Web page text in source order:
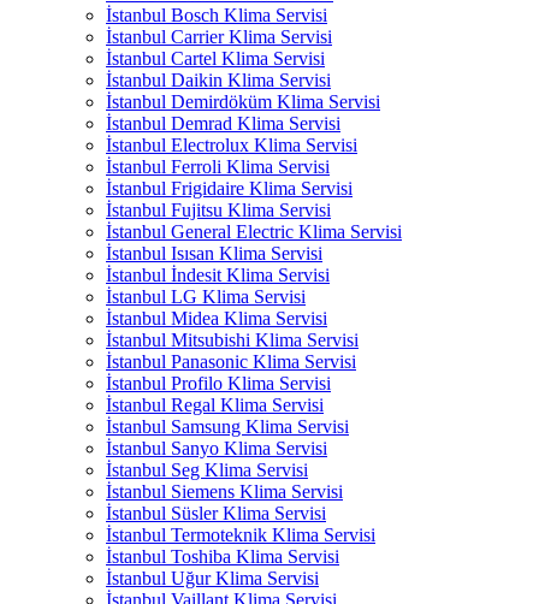
İstanbul Bosch Klima Servisi
İstanbul Carrier Klima Servisi
İstanbul Cartel Klima Servisi
İstanbul Daikin Klima Servisi
İstanbul Demirdöküm Klima Servisi
İstanbul Demrad Klima Servisi
İstanbul Electrolux Klima Servisi
İstanbul Ferroli Klima Servisi
İstanbul Frigidaire Klima Servisi
İstanbul Fujitsu Klima Servisi
İstanbul General Electric Klima Servisi
İstanbul Isısan Klima Servisi
İstanbul İndesit Klima Servisi
İstanbul LG Klima Servisi
İstanbul Midea Klima Servisi
İstanbul Mitsubishi Klima Servisi
İstanbul Panasonic Klima Servisi
İstanbul Profilo Klima Servisi
İstanbul Regal Klima Servisi
İstanbul Samsung Klima Servisi
İstanbul Sanyo Klima Servisi
İstanbul Seg Klima Servisi
İstanbul Siemens Klima Servisi
İstanbul Süsler Klima Servisi
İstanbul Termoteknik Klima Servisi
İstanbul Toshiba Klima Servisi
İstanbul Uğur Klima Servisi
İstanbul Vaillant Klima Servisi